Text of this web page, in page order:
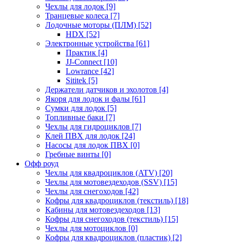
Чехлы для лодок [9]
Транцевые колеса [7]
Лодочные моторы (ПЛМ) [52]
HDX [52]
Электронные устройства [61]
Практик [4]
JJ-Connect [10]
Lowrance [42]
Sititek [5]
Держатели датчиков и эхолотов [4]
Якоря для лодок и фалы [61]
Сумки для лодок [5]
Топливные баки [7]
Чехлы для гидроциклов [7]
Клей ПВХ для лодок [24]
Насосы для лодок ПВХ [0]
Гребные винты [0]
Офф роуд
Чехлы для квадроциклов (ATV) [20]
Чехлы для мотовездеходов (SSV) [15]
Чехлы для снегоходов [42]
Кофры для квадроциклов (текстиль) [18]
Кабины для мотовездеходов [13]
Кофры для снегоходов (текстиль) [15]
Чехлы для мотоциклов [0]
Кофры для квадроциклов (пластик) [2]